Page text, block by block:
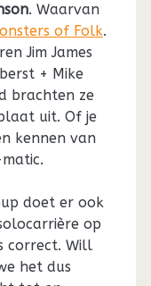
. Waarvan
of Folk.
Jim James
+ Mike
brachten ze
uit. Of je
kennen van
doet er ook
op
correct. Will
het dus